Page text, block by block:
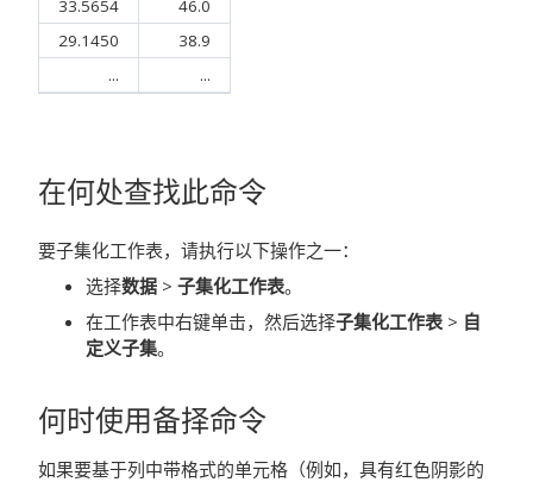
33.5654
46.0
29.1450
38.9
...
...
在何处查找此命令
要子集化工作表，请执行以下操作之一：
选择数据 > 子集化工作表。
在工作表中右键单击，然后选择子集化工作表 > 自
定义子集。
何时使用备择命令
如果要基于列中带格式的单元格（例如，具有红色阴影的